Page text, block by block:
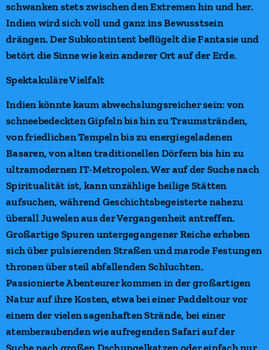
schwanken stets zwischen den Extremen hin und her.
Indien wird sich voll und ganz ins Bewusstsein
drängen. Der Subkontintent beﬂügelt die Fantasie und
betört die Sinne wie kein anderer Ort auf der Erde.
Spektakuläre Vielfalt
Indien könnte kaum abwechslungsreicher sein: von
schneebedeckten Gipfeln bis hin zu Traumstränden,
von friedlichen Tempeln bis zu energiegeladenen
Basaren, von alten traditionellen Dörfern bis hin zu
ultramodernen IT-Metropolen. Wer auf der Suche nach
Spiritualität ist, kann unzählige heilige Stätten
aufsuchen, während Geschichtsbegeisterte nahezu
überall Juwelen aus der Vergangenheit antreffen.
Großartige Spuren untergegangener Reiche erheben
sich über pulsierenden Straßen und marode Festungen
thronen über steil abfallenden Schluchten.
Passionierte Abenteurer kommen in der großartigen
Natur auf ihre Kosten, etwa bei einer Paddeltour vor
einem der vielen sagenhaften Strände, bei einer
atemberaubenden wie aufregenden Safari auf der